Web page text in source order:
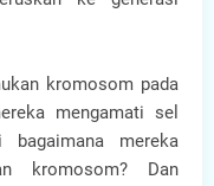
kromosom pada
mengamati sel
mereka
kromosom? Dan